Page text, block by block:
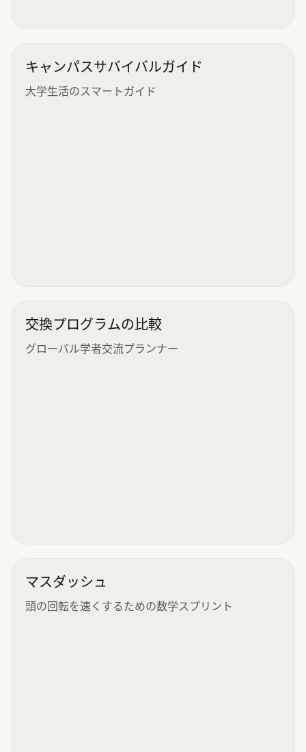
キャンパスサバイバルガイド
大学生活のスマートガイド
交換プログラムの比較
グローバル学者交流プランナー
マスダッシュ
頭の回転を速くするための数学スプリント